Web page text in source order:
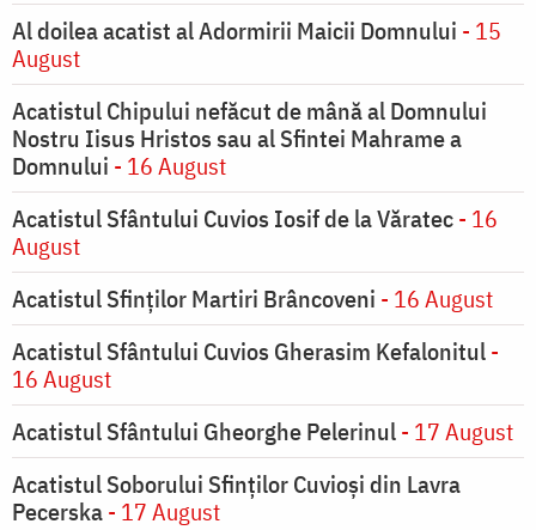
Al doilea acatist al Adormirii Maicii Domnului - 15
August
Acatistul Chipului nefăcut de mână al Domnului
Nostru Iisus Hristos sau al Sfintei Mahrame a
Domnului - 16 August
Acatistul Sfântului Cuvios Iosif de la Văratec- 16
August
Acatistul Sfinților Martiri Brâncoveni - 16 August
Acatistul Sfântului Cuvios Gherasim Kefalonitul-
16 August
Acatistul Sfântului Gheorghe Pelerinul- 17 August
Acatistul Soborului Sfinților Cuvioși din Lavra
Pecerska- 17 August